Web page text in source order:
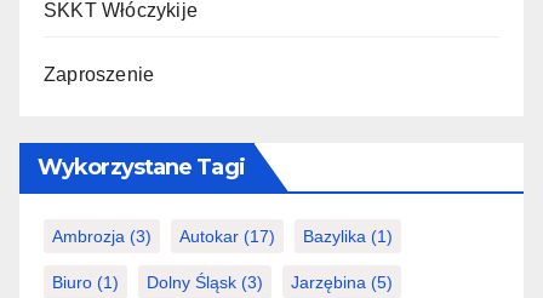
SKKT Włóczykije
Zaproszenie
Wykorzystane Tagi
Ambrozja (3) Autokar (17) Bazylika (1)
Biuro (1) Dolny Śląsk (3) Jarzębina (5)